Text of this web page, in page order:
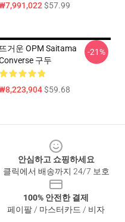
$57.99
뜨거운 OPM Saitama
구두
$59.68
-21%
안심하고 쇼핑하세요
클릭에서 배송까지 24/7 보호
100% 안전한 결제
페이팔 / 마스터카드 / 비자